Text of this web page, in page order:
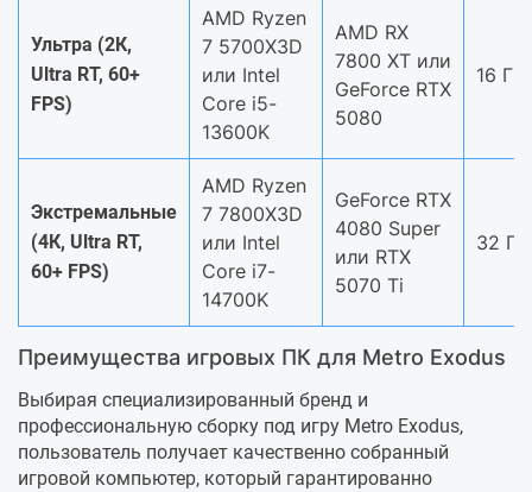
Ультра (2К,
Ultra RT, 60+
FPS)
AMD Ryzen
7 5700X3D
или Intel
Core i5-
13600K
AMD RX
7800 XT или
GeForce RTX
5080
16 ГБ
Экстремальные
(4К, Ultra RT,
60+ FPS)
AMD Ryzen
7 7800X3D
или Intel
Core i7-
14700K
GeForce RTX
4080 Super
или RTX
5070 Ti
32 ГБ
Преимущества игровых ПК для Metro Exodus
Выбирая специализированный бренд и
профессиональную сборку под игру Metro Exodus,
пользователь получает качественно собранный
игровой компьютер, который гарантированно